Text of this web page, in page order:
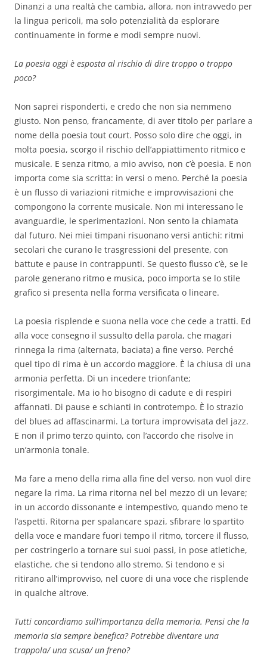
Dinanzi a una realtà che cambia, allora, non intravvedo per
la lingua pericoli, ma solo potenzialità da esplorare
continuamente in forme e modi sempre nuovi.
La poesia oggi è esposta al rischio di dire troppo o troppo
poco?
Non saprei risponderti, e credo che non sia nemmeno
giusto. Non penso, francamente, di aver titolo per parlare a
nome della poesia tout court. Posso solo dire che oggi, in
molta poesia, scorgo il rischio dell’appiattimento ritmico e
musicale. E senza ritmo, a mio avviso, non c’è poesia. E non
importa come sia scritta: in versi o meno. Perché la poesia
è un flusso di variazioni ritmiche e improvvisazioni che
compongono la corrente musicale. Non mi interessano le
avanguardie, le sperimentazioni. Non sento la chiamata
dal futuro. Nei miei timpani risuonano versi antichi: ritmi
secolari che curano le trasgressioni del presente, con
battute e pause in contrappunti. Se questo flusso c’è, se le
parole generano ritmo e musica, poco importa se lo stile
grafico si presenta nella forma versificata o lineare.
La poesia risplende e suona nella voce che cede a tratti. Ed
alla voce consegno il sussulto della parola, che magari
rinnega la rima (alternata, baciata) a fine verso. Perché
quel tipo di rima è un accordo maggiore. È la chiusa di una
armonia perfetta. Di un incedere trionfante;
risorgimentale. Ma io ho bisogno di cadute e di respiri
affannati. Di pause e schianti in controtempo. È lo strazio
del blues ad affascinarmi. La tortura improvvisata del jazz.
E non il primo terzo quinto, con l’accordo che risolve in
un’armonia tonale.
Ma fare a meno della rima alla fine del verso, non vuol dire
negare la rima. La rima ritorna nel bel mezzo di un levare;
in un accordo dissonante e intempestivo, quando meno te
l’aspetti. Ritorna per spalancare spazi, sfibrare lo spartito
della voce e mandare fuori tempo il ritmo, torcere il flusso,
per costringerlo a tornare sui suoi passi, in pose atletiche,
elastiche, che si tendono allo stremo. Si tendono e si
ritirano all’improvviso, nel cuore di una voce che risplende
in qualche altrove.
Tutti concordiamo sull’importanza della memoria. Pensi che la
memoria sia sempre benefica? Potrebbe diventare una
trappola/ una scusa/ un freno?